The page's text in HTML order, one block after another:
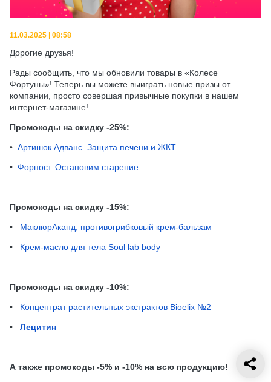
11.03.2025 | 08:58
Дорогие друзья!
Рады сообщить, что мы обновили товары в «Колесе
Фортуны»! Теперь вы можете выиграть новые призы от
компании, просто совершая привычные покупки в нашем
интернет-магазине!
Промокоды на скидку -25%:
• Артишок Адванс. Защита печени и ЖКТ
• Форпост. Остановим старение
Промокоды на скидку -15%:
• МаклюрАканд, противогрибковый крем-бальзам
• Крем-масло для тела Soul lab body
Промокоды на скидку -10%:
• Концентрат растительных экстрактов Bioelix №2
• Лецитин
А также промокоды -5% и -10% на всю продукцию!